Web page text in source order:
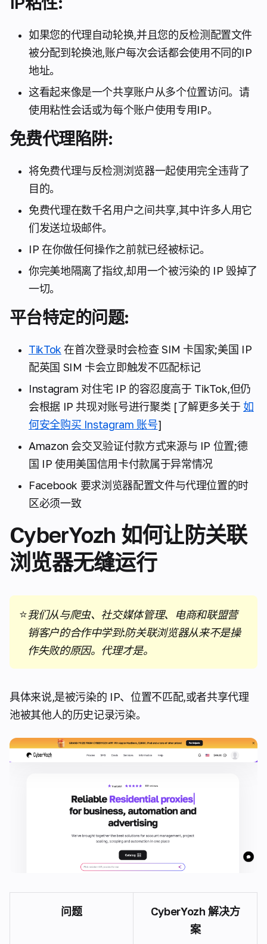
如果您的代理自动轮换,并且您的反检测配置文件
被分配到轮换池,账户每次会话都会使用不同的IP
地址。
这看起来像是一个共享账户从多个位置访问。请
使用粘性会话或为每个账户使用专用IP。
免费代理陷阱:
将免费代理与反检测浏览器一起使用完全违背了
目的。
免费代理在数千名用户之间共享,其中许多人用它
们发送垃圾邮件。
IP 在你做任何操作之前就已经被标记。
你完美地隔离了指纹,却用一个被污染的 IP 毁掉了
一切。
平台特定的问题:
TikTok 在首次登录时会检查 SIM 卡国家;美国 IP
配英国 SIM 卡会立即触发不匹配标记
Instagram 对住宅 IP 的容忍度高于 TikTok,但仍
会根据 IP 共现对账号进行聚类 [了解更多关于 如
何安全购买 Instagram 账号]
Amazon 会交叉验证付款方式来源与 IP 位置;德
国 IP 使用美国信用卡付款属于异常情况
Facebook 要求浏览器配置文件与代理位置的时
区必须一致
CyberYozh 如何让防关联
浏览器无缝运行
⭐我们从与爬虫、社交媒体管理、电商和联盟营
销客户的合作中学到:防关联浏览器从来不是操
作失败的原因。代理才是。
具体来说,是被污染的 IP、位置不匹配,或者共享代理
池被其他人的历史记录污染。
问题
CyberYozh 解决方
案